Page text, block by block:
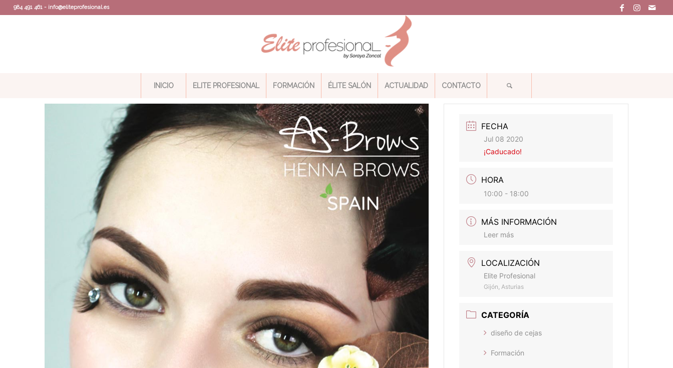
984 491 461 - info@eliteprofesional.es
INICIO ELITE PROFESIONAL FORMACIÓN ÉLITE SALÓN ACTUALIDAD CONTACTO
FECHA
Jul 08 2020
¡Caducado!
HORA
10:00 - 18:00
MÁS INFORMACIÓN
Leer más
LOCALIZACIÓN
Elite Profesional
Gijón, Asturias
CATEGORÍA
diseño de cejas
Formación